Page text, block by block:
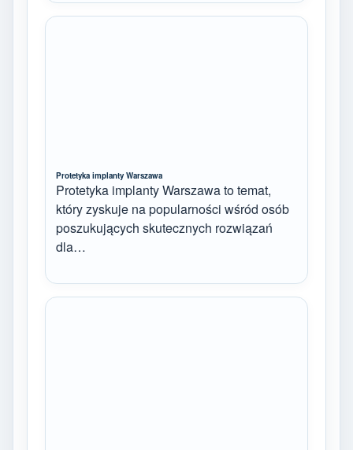
Protetyka implanty Warszawa
Protetyka implanty Warszawa to temat,
który zyskuje na popularności wśród osób
poszukujących skutecznych rozwiązań
dla…